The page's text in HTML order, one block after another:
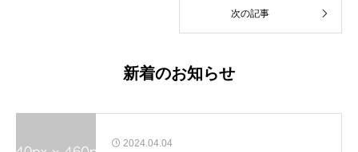
次の記事
新着のお知らせ
2024.04.04